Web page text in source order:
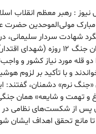
نیوز : رهبر معظم انقلاب
مبارک مولی‌الموحدین حضرت
شهادت سردار سلیمانی، در
معظم شهیدان جنگ ۱۲ روزه
دو قله مورد نیاز کشور و
و با تأکید بر لزوم
«جنگ نرم» دشمنان، گفتند:
و تهمت و شایعه» همان
پس از شکست‌های نظامی در
مانع تحقق اهداف ایشان